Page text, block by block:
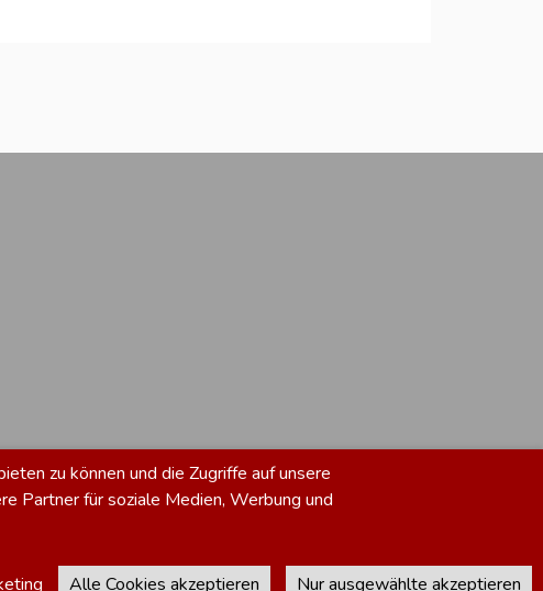
zu können und die Zugriffe auf unsere
Partner für soziale Medien, Werbung und
Alle Cookies akzeptieren Nur ausgewählte akzeptieren